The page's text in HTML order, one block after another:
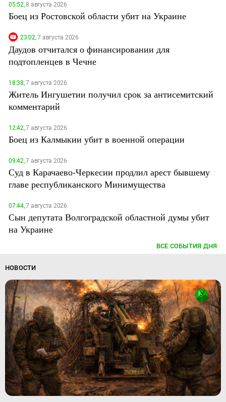
05:52,8 августа 2026
Боец из Ростовской области убит на Украине
23:02,7 августа 2026
Даудов отчитался о финансировании для
подтопленцев в Чечне
18:38,7 августа 2026
Житель Ингушетии получил срок за антисемитский
комментарий
12:42,7 августа 2026
Боец из Калмыкии убит в военной операции
09:42,7 августа 2026
Суд в Карачаево-Черкесии продлил арест бывшему
главе республиканского Минимущества
07:44,7 августа 2026
Сын депутата Волгоградской областной думы убит
на Украине
ВСЕ СОБЫТИЯ ДНЯ
НОВОСТИ